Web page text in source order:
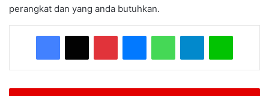
perangkat dan yang anda butuhkan.
Facebook
X PinterestMessengerWhatsAppTelegramLine